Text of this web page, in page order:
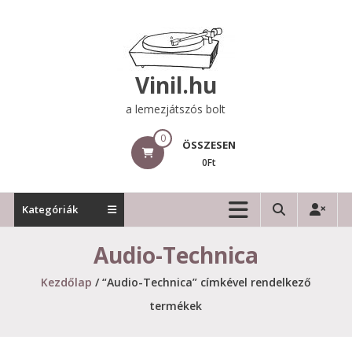
Vinil.hu
a lemezjátszós bolt
0 ÖSSZESEN
0Ft
Kategóriák
Audio-Technica
Kezdőlap / “Audio-Technica” címkével rendelkező
termékek